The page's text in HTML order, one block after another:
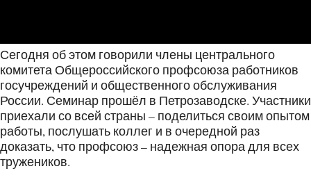
Сегодня об этом говорили члены центрального
комитета Общероссийского профсоюза работников
госучреждений и общественного обслуживания
России. Семинар прошёл в Петрозаводске. Участники
приехали со всей страны – поделиться своим опытом
работы, послушать коллег и в очередной раз
доказать, что профсоюз – надежная опора для всех
тружеников.